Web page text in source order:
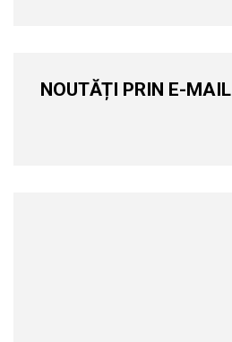
NOUTĂȚI PRIN E-MAIL